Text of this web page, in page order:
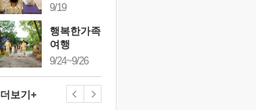
9/19
행복한가족
여행
9/24~9/26
보기+